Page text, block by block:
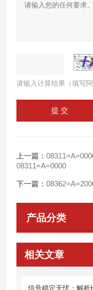
请输入计算结果（填写
上一篇：
08311=A=0000
下一篇：
产品分类
相关文章